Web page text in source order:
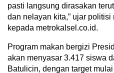
pasti langsung dirasakan
dan nelayan kita,” ujar
kepada metrokalsel.co.id.
Program makan bergizi
akan menyasar 3.417 siswa
Batulicin, dengan target